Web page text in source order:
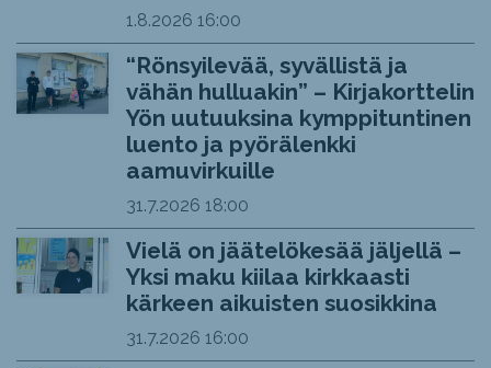
1.8.2026 16:00
“Rönsyilevää, syvällistä ja
vähän hulluakin” – Kirjakorttelin
Yön uutuuksina kymppituntinen
luento ja pyörälenkki
aamuvirkuille
31.7.2026 18:00
Vielä on jäätelökesää jäljellä –
Yksi maku kiilaa kirkkaasti
kärkeen aikuisten suosikkina
31.7.2026 16:00